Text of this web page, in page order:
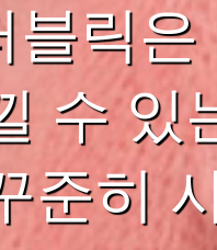
릭
수 있
준히